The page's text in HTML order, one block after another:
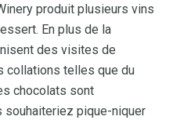
produit plusieurs vins
En plus de la
des visites de
collations telles que du
chocolats sont
souhaiteriez pique-niquer